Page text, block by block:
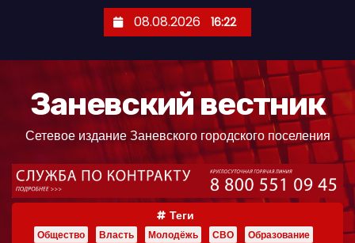
08.08.2026 16:22
Заневский вестник
Сетевое издание Заневского городского поселения
Теги
Общество Власть Молодёжь СВО
Образование